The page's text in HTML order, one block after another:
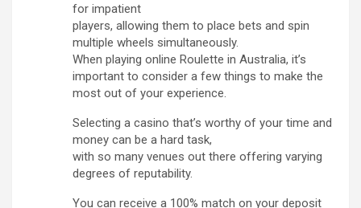
for impatient
players, allowing them to place bets and spin
multiple wheels simultaneously.
When playing online Roulette in Australia, it’s
important to consider a few things to make the
most out of your experience.
Selecting a casino that’s worthy of your time and
money can be a hard task,
with so many venues out there offering varying
degrees of reputability.
You can receive a 100% match on your deposit